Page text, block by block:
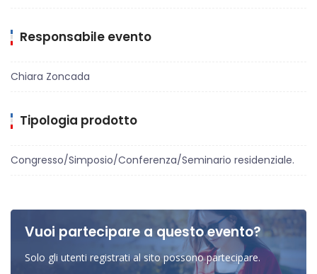
Responsabile evento
Chiara Zoncada
Tipologia prodotto
Congresso/Simposio/Conferenza/Seminario residenziale.
Vuoi partecipare a questo evento?
Solo gli utenti registrati al sito possono partecipare.